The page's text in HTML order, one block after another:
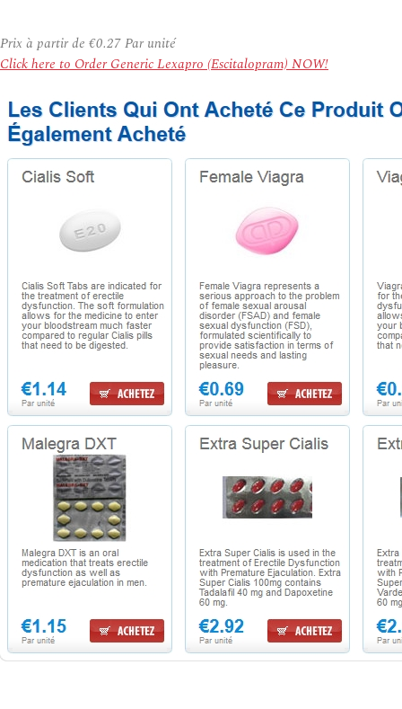
Prix à partir de €0.27Par unité
Click here to Order Generic Lexapro (Escitalopram) NOW!